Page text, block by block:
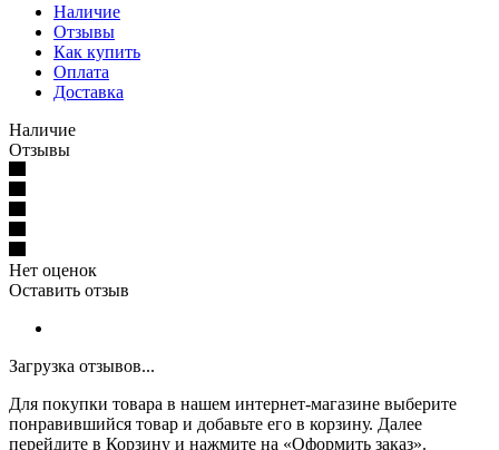
Наличие
Отзывы
Как купить
Оплата
Доставка
Наличие
Отзывы
Нет оценок
Оставить отзыв
Загрузка отзывов...
Для покупки товара в нашем интернет-магазине выберите
понравившийся товар и добавьте его в корзину. Далее
перейдите в Корзину и нажмите на «Оформить заказ».